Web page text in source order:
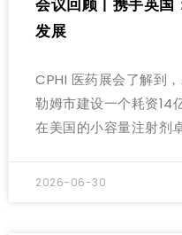
会议回顾丨携手英国
发展
CPHI 医药展会了解到
勒姆市建设一个耗资14
在美国的小容量注射剂
2026-06-30